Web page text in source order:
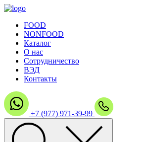
FOOD
NONFOOD
Каталог
О нас
Сотрудничество
ВЭД
Контакты
+7 (977) 971-39-99